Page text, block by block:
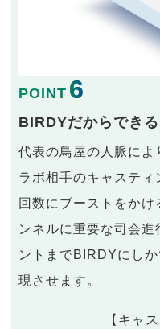
POINT 6
BIRDYだからでき
代表の鳥屋の人脈によ
ラボ相手のキャステ
回数にブーストをか
ンネルに重要な司会
ントまでBIRDYにし
現させます。
【キャ